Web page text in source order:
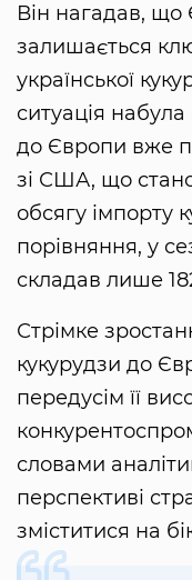
Він нагадав,
залишається
української
ситуація
до Європи вже
зі США, що
обсягу імпорту
порівняння, у
складав лише
Стрімке
кукурудзи до
передусім її
словами
перспективі
зміститися на